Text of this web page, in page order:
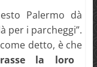
Palermo dà
per i parcheggi”.
detto, è che
la loro